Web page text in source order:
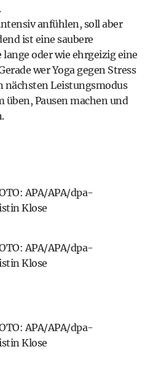
anfühlen, soll aber
ist eine saubere
oder wie ehrgeizig eine
wer Yoga gegen Stress
Leistungsmodus
üben, Pausen machen und
APA/APA/dpa-
Klose
APA/APA/dpa-
Klose
APA/APA/dpa-
Klose